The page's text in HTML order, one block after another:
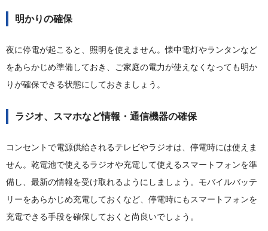
明かりの確保
夜に停電が起こると、照明を使えません。懐中電灯やランタンなど
をあらかじめ準備しておき、ご家庭の電力が使えなくなっても明か
りが確保できる状態にしておきましょう。
ラジオ、スマホなど情報・通信機器の確保
コンセントで電源供給されるテレビやラジオは、停電時には使えま
せん。乾電池で使えるラジオや充電して使えるスマートフォンを準
備し、最新の情報を受け取れるようにしましょう。モバイルバッテ
リーをあらかじめ充電しておくなど、停電時にもスマートフォンを
充電できる手段を確保しておくと尚良いでしょう。